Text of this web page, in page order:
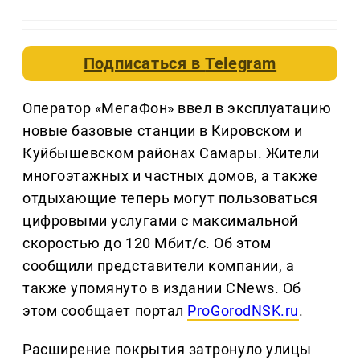
Подписаться вTelegram
Оператор «МегаФон» ввел в эксплуатацию
новые базовые станции в Кировском и
Куйбышевском районах Самары. Жители
многоэтажных и частных домов, а также
отдыхающие теперь могут пользоваться
цифровыми услугами с максимальной
скоростью до 120 Мбит/с. Об этом
сообщили представители компании, а
также упомянуто в издании CNews. Об
этом сообщает портал ProGorodNSK.ru.
Расширение покрытия затронуло улицы